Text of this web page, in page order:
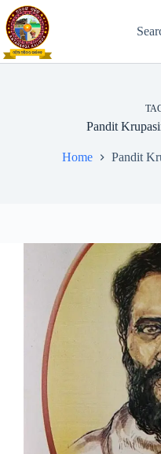
Skip
to
content
Pandit
Home Pandit